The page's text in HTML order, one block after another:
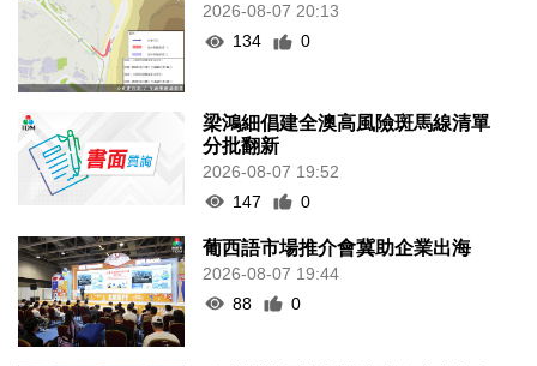
2026-08-07 20:13
134
0
梁鴻細倡建全澳高風險斑馬線清單
分批翻新
2026-08-07 19:52
147
0
葡西語市場推介會冀助企業出海
2026-08-07 19:44
88
0